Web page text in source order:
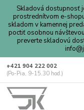
Skladová dostupnosť
prostrednítvom e-
skladom v kamennej
poctiť osobnou
preverte skladovú
+421 904 222 002
(Po-Pia, 9-15.30 hod.)